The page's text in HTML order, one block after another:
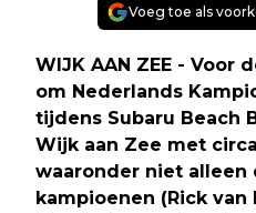
Voeg toe als
WIJK AAN ZEE - Voor
om Nederlands
tijdens Subaru Beach
Wijk aan Zee met
waaronder niet alleen
kampioenen (Rick van